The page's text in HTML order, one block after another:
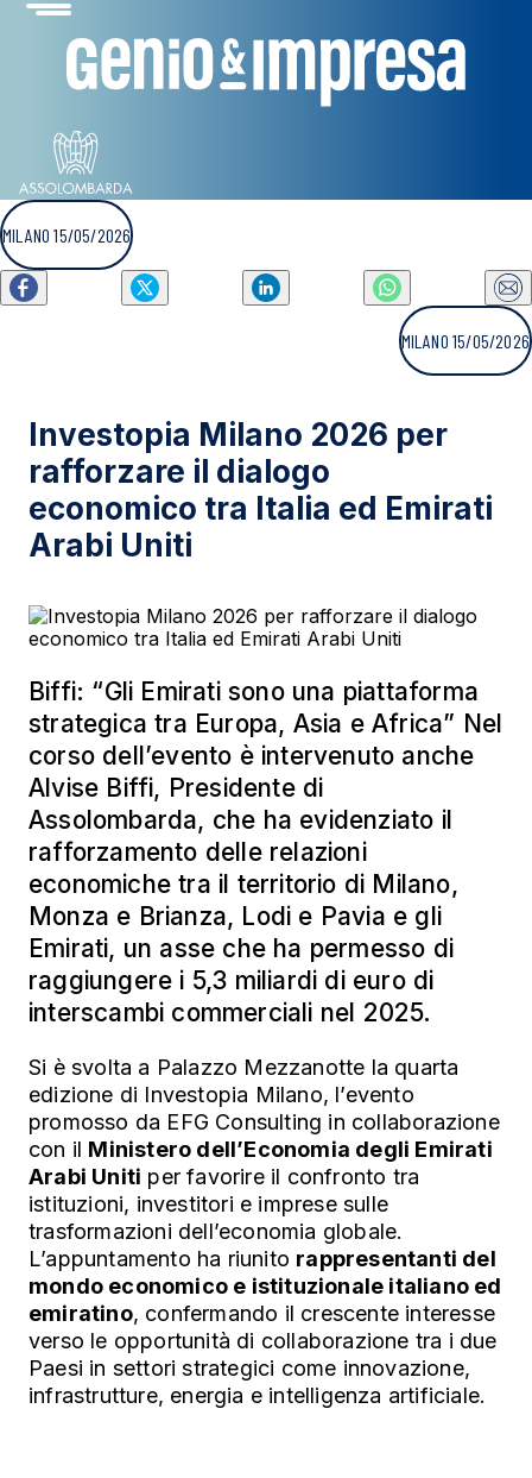
MILANO 15/05/2026
MILANO 15/05/2026
Investopia Milano 2026 per
rafforzare il dialogo
economico tra Italia ed Emirati
Arabi Uniti
Biffi: “Gli Emirati sono una piattaforma
strategica tra Europa, Asia e Africa” Nel
corso dell’evento è intervenuto anche
Alvise Biffi, Presidente di
Assolombarda, che ha evidenziato il
rafforzamento delle relazioni
economiche tra il territorio di Milano,
Monza e Brianza, Lodi e Pavia e gli
Emirati, un asse che ha permesso di
raggiungere i 5,3 miliardi di euro di
interscambi commerciali nel 2025.
Si è svolta a Palazzo Mezzanotte la quarta
edizione di Investopia Milano, l’evento
promosso da EFG Consulting in collaborazione
con il Ministero dell’Economia degli Emirati
Arabi Uniti per favorire il confronto tra
istituzioni, investitori e imprese sulle
trasformazioni dell’economia globale.
L’appuntamento ha riunito rappresentanti del
mondo economico e istituzionale italiano ed
emiratino, confermando il crescente interesse
verso le opportunità di collaborazione tra i due
Paesi in settori strategici come innovazione,
infrastrutture, energia e intelligenza artificiale.